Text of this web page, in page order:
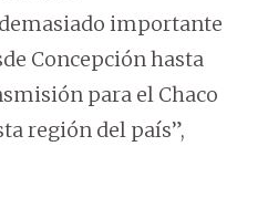
importante
Concepción hasta
para el Chaco
región del país”,